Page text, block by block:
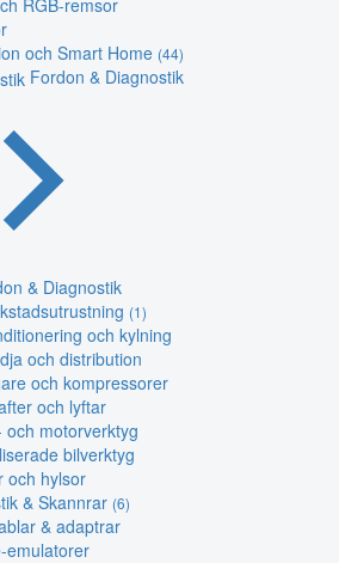
och Smart Home (44)
Fordon & Diagnostik
& Diagnostik
(1)
och kylning
och distribution
och kompressorer
och lyftar
och motorverktyg
bilverktyg
och hylsor
& Skannrar (6)
& adaptrar
emulatorer